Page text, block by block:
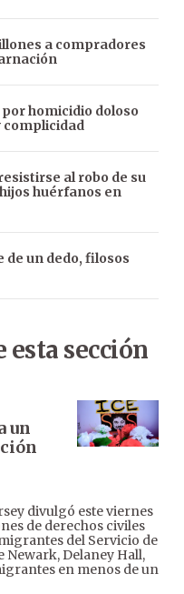
a compradores
homicidio doloso
complicidad
al robo de su
huérfanos en
de un dedo, filosos
esta sección
un
divulgó este viernes
de derechos civiles
del Servicio de
Newark, Delaney Hall,
en menos de un